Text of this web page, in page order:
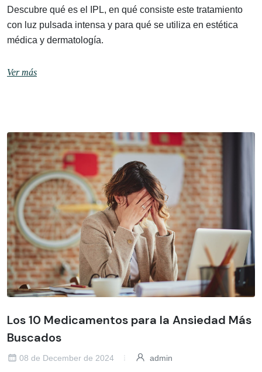
Descubre qué es el IPL, en qué consiste este tratamiento
con luz pulsada intensa y para qué se utiliza en estética
médica y dermatología.
Ver más
Los 10 Medicamentos para la Ansiedad Más
Buscados
08 de December de 2024 admin